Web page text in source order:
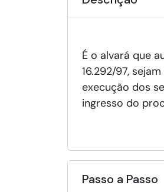
É o alvará que
16.292/97,
execução dos
ingresso do
Passo a Passo